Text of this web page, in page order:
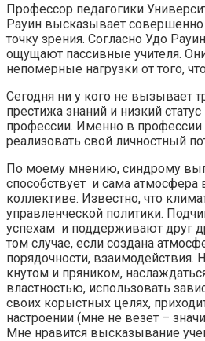
Профессор педагогики
Рауин высказывает
точку зрения. Согласно Удо
ощущают пассивные учителя.
непомерные нагрузки от того,
Сегодня ни у кого не вызывает
престижа знаний и низкий
профессии. Именно в
реализовать свой личностный
По моему мнению, синдрому
способствует и сама
коллективе. Известно, что
управленческой политики.
успехам и поддерживают друг
том случае, если создана
порядочности, взаимодействия.
кнутом и пряником,
властностью, использовать
своих корыстных целях,
настроении (мне не везет –
Мне нравится высказывание